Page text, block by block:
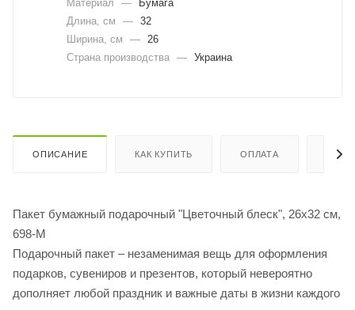
Материал
—
Бумага
Длина, cм
— 32
Ширина, cм
—
26
Страна производства — Украина
ОПИСАНИЕ КАК КУПИТЬ ОПЛАТА
Пакет бумажный подарочный "Цветочный блеск", 26х32 см,
698-М
Подарочный пакет – незаменимая вещь для оформления
подарков, сувениров и презентов, который невероятно
дополняет любой праздник и важные даты в жизни каждого